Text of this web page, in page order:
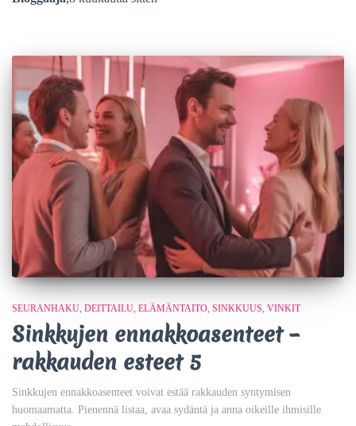
SEURANHAKU DEITTAILU ELÄMÄNTAITO SINKKUUS VINKIT
Sinkkujen ennakkoasenteet –
rakkauden esteet 5
Sinkkujen ennakkoasenteet voivat estää rakkauden syntymisen
huomaamatta. Pienennä listaa, avaa sydäntä ja anna oikeille ihmisille